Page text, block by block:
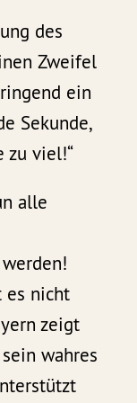
des
Zweifel
ein
Sekunde,
zu viel!“
alle
es nicht
zeigt
wahres